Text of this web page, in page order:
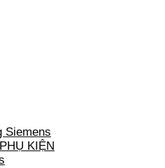
Siemens
KIỆN